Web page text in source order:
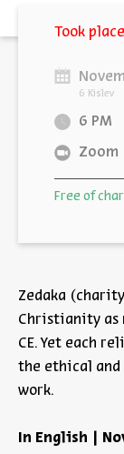
Zedaka
Christianity as
CE. Yet each
the ethical
work.
In English |
Took
6 Kislev
6 PM
Zoom
Free of